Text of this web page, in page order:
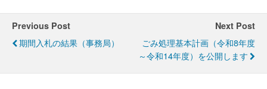
Previous Post
期間入札の結果（事務局）
Next Post
ごみ処理基本計画（令和8年度
～令和14年度）を公開します